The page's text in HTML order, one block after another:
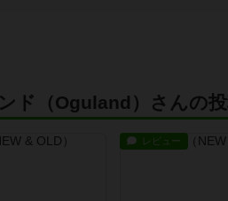
ド（Oguland）さんの
レビュー